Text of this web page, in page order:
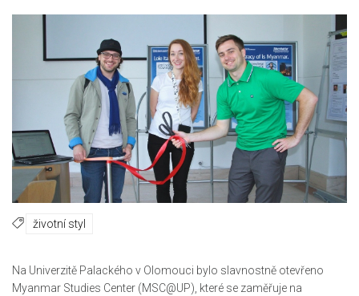
životní styl
Na Univerzitě Palackého v Olomouci bylo slavnostně otevřeno
Myanmar Studies Center (MSC@UP), které se zaměřuje na